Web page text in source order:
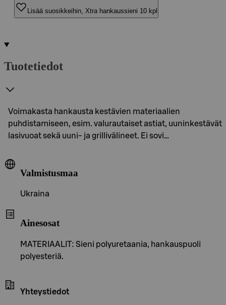
Lisää suosikkeihin, Xtra hankaussieni 10 kpl
Tuotetiedot
Voimakasta hankausta kestävien materiaalien
puhdistamiseen, esim. valurautaiset astiat, uuninkestävät
lasivuoat sekä uuni- ja grillivälineet. Ei sovi…
Valmistusmaa
Ukraina
Ainesosat
MATERIAALIT: Sieni polyuretaania, hankauspuoli
polyesteriä.
Yhteystiedot